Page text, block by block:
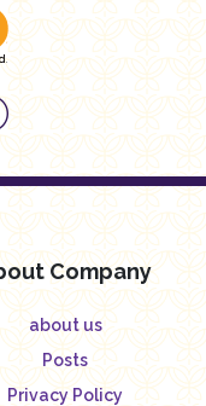
Company
about us
Posts
Privacy Policy